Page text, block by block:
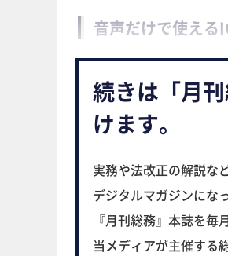
音声だけで使える
続きは「月
けます。
実務や法改正の解説な
デジタルマガジンにな
『月刊総務』本誌を毎
当メディアが主催する